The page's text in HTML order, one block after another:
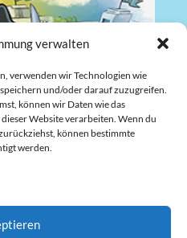
verwalten
verwenden wir Technologien wie
und/oder darauf zuzugreifen.
können wir Daten wie das
Website verarbeiten. Wenn du
können bestimmte
werden.
Zwillingspiraten“
edition + dem CLiff Hotel,
»